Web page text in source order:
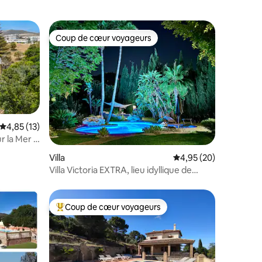
: 5 sur 5
Évaluation moyenne sur la base de 13 commentaires : 4,85 sur 5
4,85 (13)
la Mer |
Coup de cœur voyageurs
Coup de cœur voyageurs
Villa Évaluation moyenne
4,95 (20)
Villa Victoria EXTRA, lieu idyllique de
appréciés Coups de cœur voyageurs les plus appréciés
Coup de cœur voyageurs